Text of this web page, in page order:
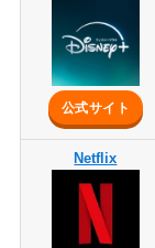
公式サイト
Netflix